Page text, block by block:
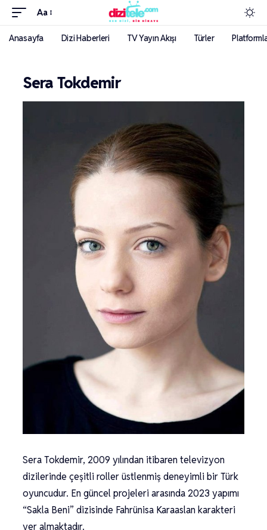
Aa
Anasayfa Dizi Haberleri TV Yayın Akışı Türler
Sera Tokdemir
Sera Tokdemir, 2009 yılından itibaren televizyon
dizilerinde çeşitli roller üstlenmiş deneyimli bir Türk
oyuncudur. En güncel projeleri arasında 2023 yapımı
“Sakla Beni” dizisinde Fahrünisa Karaaslan karakteri
yer almaktadır.